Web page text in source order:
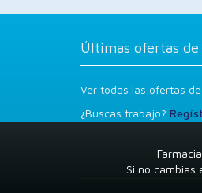
Últimas ofertas
Ver todas las ofertas
¿Buscas trabajo?
Si no cambias